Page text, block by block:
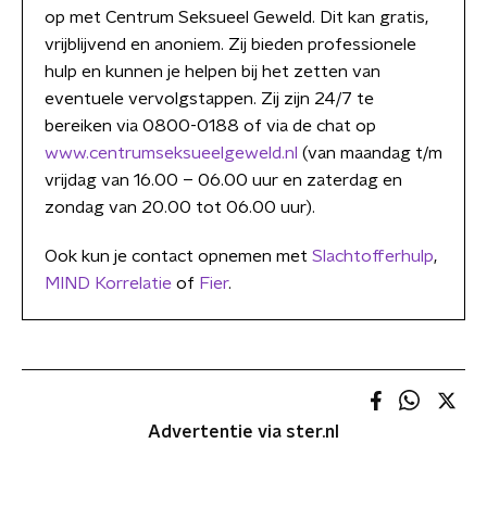
op met Centrum Seksueel Geweld. Dit kan gratis,
vrijblijvend en anoniem. Zij bieden professionele
hulp en kunnen je helpen bij het zetten van
eventuele vervolgstappen. Zij zijn 24/7 te
bereiken via 0800-0188 of via de chat op
www.centrumseksueelgeweld.nl (van maandag t/m
vrijdag van 16.00 – 06.00 uur en zaterdag en
zondag van 20.00 tot 06.00 uur).
Ook kun je contact opnemen met Slachtofferhulp,
MIND Korrelatie of Fier.
Advertentie via ster.nl